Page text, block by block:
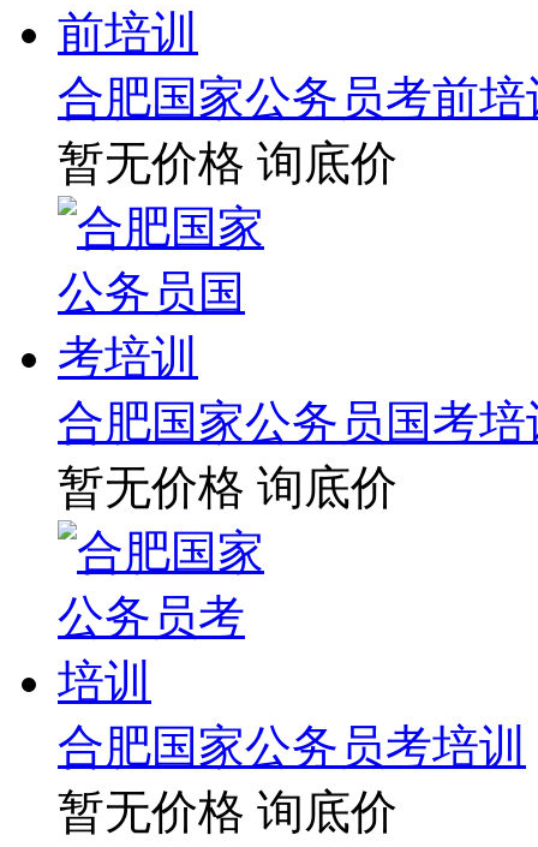
合肥国家公务员考前培
暂无价格 询底价
合肥国家公务员国考培
暂无价格 询底价
合肥国家公务员考培训
暂无价格 询底价